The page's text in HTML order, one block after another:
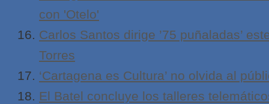
con 'Otelo'
Carlos Santos dirige ’75 puñaladas’
Torres
‘Cartagena es Cultura’ no olvida al
El Batel concluye los talleres